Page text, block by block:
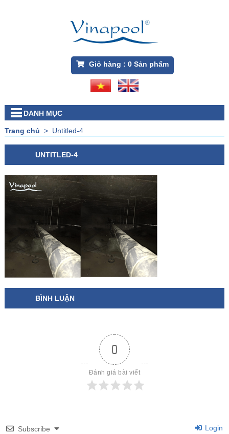
Giỏ hàng : 0Sản phẩm
DANH MỤC
Trang chủ > Untitled-4
UNTITLED-4
BÌNH LUẬN
0
Đánh giá bài viết
Subscribe Login